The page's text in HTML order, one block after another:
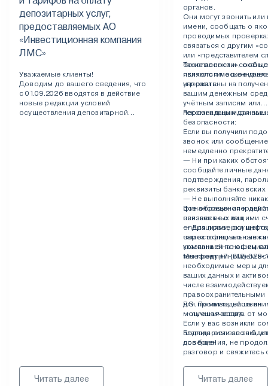
депозитарных услуг,
предоставляемых АО
«Инвестиционная компания
ЛМС»
Уважаемые клиенты!
Доводим до вашего сведения, что
с 01.09.2026 вводятся в действие
новые редакции условий
осуществления депозитарной
Читать далее
органов.
Они могут звонить или
имени, сообщать о
проводимых
связаться с другим
или «представителем
безопасности»,
психологическое
угрожать.
Такие звонки и
являются
направлены на
вашим денежным
учётным записям или
персональным данным.
Рекомендации для
безопасности:
Если вы получили
звонок или
немедленно
— Ни при каких
сообщайте личные
подтверждения,
реквизиты банковских
— Не выполняйте
финансовых операций
неизвестных лиц.
— Для проверки
самостоятельно
компанией по
телефону +7 (812) 329-
Все обращения и
связанные с вашими
операциями,
через официальные
указанные на нашем
Мы предпринимаем
необходимые меры
ваших данных и
числе
правоохранительными
для противодействия
мошенничеству.
Благодарим вас за
доверие!
P.S. Помните: ваша
— лучшая защита от
Если у вас возникли
подлинности звонка
сообщения, не
разговор и свяжитесь
Читать далее